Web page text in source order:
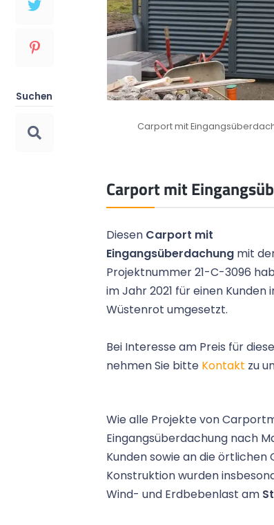
Suchen
Carport mit
Carport mit
Diesen Carport mit
Eingangsüberdachungmit
Projektnummer 21-C-3096
im Jahr 2021 für einen Kunden
Wüstenrot umgesetzt.
Bei Interesse am Preis für
nehmen Sie bitte Kontakt zu
Wie alle Projekte von
Eingangsüberdachung nach
Kunden sowie an die örtlichen
Konstruktion wurden
Wind- und Erdbebenlast am
Top Preis-Leistungs-Verhältnis
Das Preis-Leistungs-Verhältnis
unsere Kunden immer wieder.